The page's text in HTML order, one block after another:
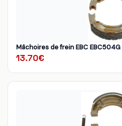
Mâchoires de frein EBC EBC504G
13.70€